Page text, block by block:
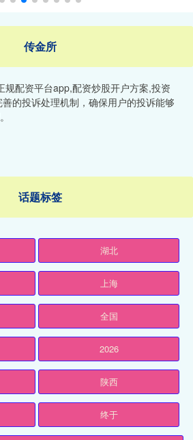
传金所
规配资平台app,配资炒股开户方案,投资
的投诉处理机制，确保用户的投诉能够
话题标签
湖北
上海
全国
2026
陕西
终于